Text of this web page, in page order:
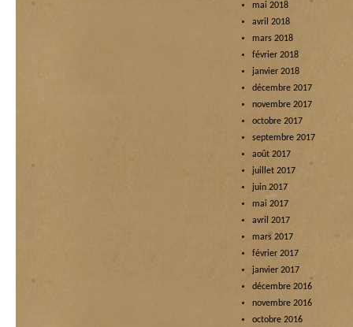
mai 2018
avril 2018
mars 2018
février 2018
janvier 2018
décembre 2017
novembre 2017
octobre 2017
septembre 2017
août 2017
juillet 2017
juin 2017
mai 2017
avril 2017
mars 2017
février 2017
janvier 2017
décembre 2016
novembre 2016
octobre 2016